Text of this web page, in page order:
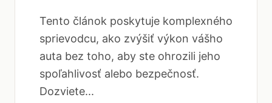
Tento článok poskytuje komplexného
sprievodcu, ako zvýšiť výkon vášho
auta bez toho, aby ste ohrozili jeho
spoľahlivosť alebo bezpečnosť.
Dozviete...